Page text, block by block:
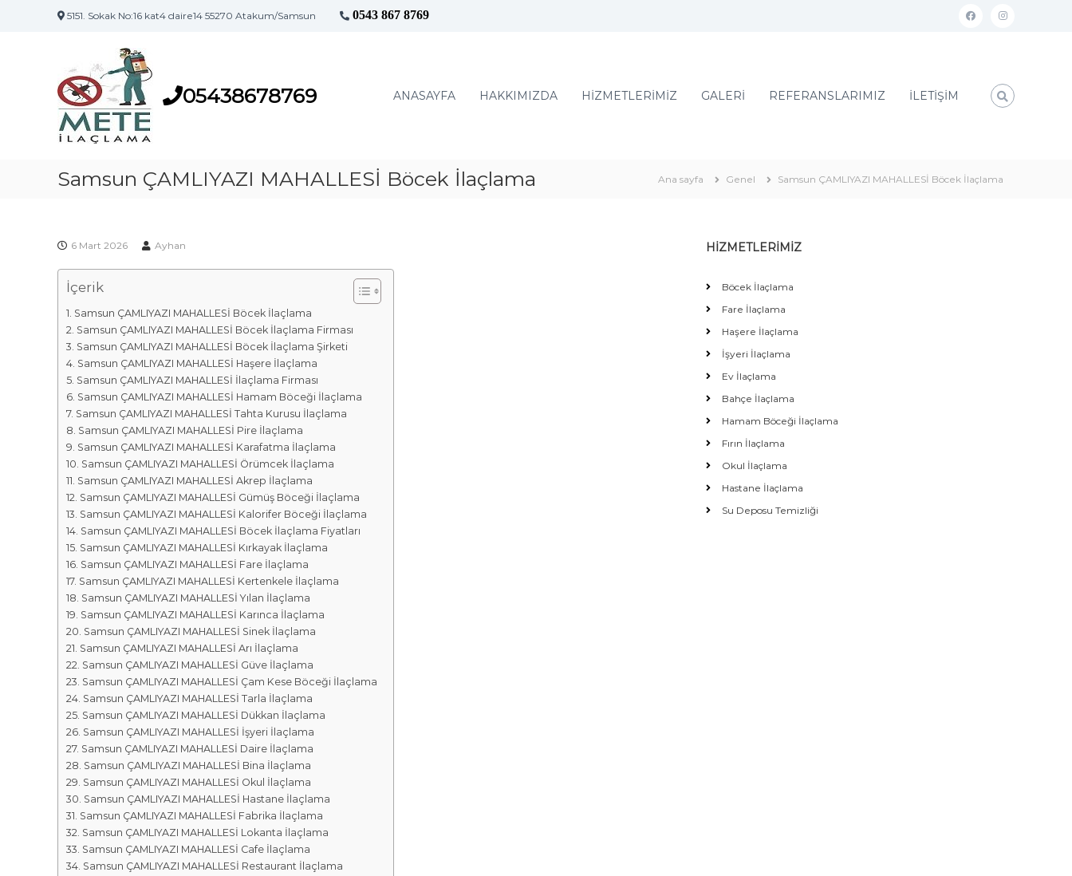
5151. Sokak No:16 kat4 daire14 55270 Atakum/Samsun 0543 867 8769
s
l
a
m
F
i
r
m
a
l
a
r
ı
u
n
ç
a
a
M
a
r
k
a
s
05438678769 ANASAYFA HAKKIMIZDA HİZMETLERİMİZ GALERİ REFERANSLARIMIZ İLETİŞİM
Samsun ÇAMLIYAZI MAHALLESİ Böcek İlaçlama Ana sayfa Genel Samsun ÇAMLIYAZI MAHALLESİ Böcek İlaçlama
6 Mart 2026 Ayhan
İçerik
Samsun ÇAMLIYAZI MAHALLESİ Böcek İlaçlama
Samsun ÇAMLIYAZI MAHALLESİ Böcek İlaçlama Firması
Samsun ÇAMLIYAZI MAHALLESİ Böcek İlaçlama Şirketi
Samsun ÇAMLIYAZI MAHALLESİ Haşere İlaçlama
Samsun ÇAMLIYAZI MAHALLESİ İlaçlama Firması
Samsun ÇAMLIYAZI MAHALLESİ Hamam Böceği İlaçlama
Samsun ÇAMLIYAZI MAHALLESİ Tahta Kurusu İlaçlama
Samsun ÇAMLIYAZI MAHALLESİ Pire İlaçlama
Samsun ÇAMLIYAZI MAHALLESİ Karafatma İlaçlama
Samsun ÇAMLIYAZI MAHALLESİ Örümcek İlaçlama
Samsun ÇAMLIYAZI MAHALLESİ Akrep İlaçlama
Samsun ÇAMLIYAZI MAHALLESİ Gümüş Böceği İlaçlama
Samsun ÇAMLIYAZI MAHALLESİ Kalorifer Böceği İlaçlama
Samsun ÇAMLIYAZI MAHALLESİ Böcek İlaçlama Fiyatları
Samsun ÇAMLIYAZI MAHALLESİ Kırkayak İlaçlama
Samsun ÇAMLIYAZI MAHALLESİ Fare İlaçlama
Samsun ÇAMLIYAZI MAHALLESİ Kertenkele İlaçlama
Samsun ÇAMLIYAZI MAHALLESİ Yılan İlaçlama
Samsun ÇAMLIYAZI MAHALLESİ Karınca İlaçlama
Samsun ÇAMLIYAZI MAHALLESİ Sinek İlaçlama
Samsun ÇAMLIYAZI MAHALLESİ Arı İlaçlama
Samsun ÇAMLIYAZI MAHALLESİ Güve İlaçlama
Samsun ÇAMLIYAZI MAHALLESİ Çam Kese Böceği İlaçlama
Samsun ÇAMLIYAZI MAHALLESİ Tarla İlaçlama
Samsun ÇAMLIYAZI MAHALLESİ Dükkan İlaçlama
Samsun ÇAMLIYAZI MAHALLESİ İşyeri İlaçlama
Samsun ÇAMLIYAZI MAHALLESİ Daire İlaçlama
Samsun ÇAMLIYAZI MAHALLESİ Bina İlaçlama
Samsun ÇAMLIYAZI MAHALLESİ Okul İlaçlama
Samsun ÇAMLIYAZI MAHALLESİ Hastane İlaçlama
Samsun ÇAMLIYAZI MAHALLESİ Fabrika İlaçlama
Samsun ÇAMLIYAZI MAHALLESİ Lokanta İlaçlama
Samsun ÇAMLIYAZI MAHALLESİ Cafe İlaçlama
Samsun ÇAMLIYAZI MAHALLESİ Restaurant İlaçlama
HİZMETLERİMİZ
Böcek İlaçlama
Fare İlaçlama
Haşere İlaçlama
İşyeri İlaçlama
Ev İlaçlama
Bahçe İlaçlama
Hamam Böceği İlaçlama
Fırın İlaçlama
Okul İlaçlama
Hastane İlaçlama
Su Deposu Temizliği